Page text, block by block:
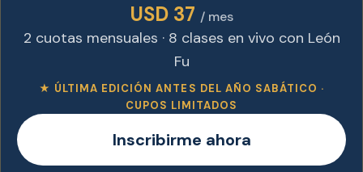
USD 37 / mes
2 cuotas mensuales · 8 clases en vivo con León
Fu
★ ÚLTIMA EDICIÓN ANTES DEL AÑO SABÁTICO ·
CUPOS LIMITADOS
Inscribirme ahora